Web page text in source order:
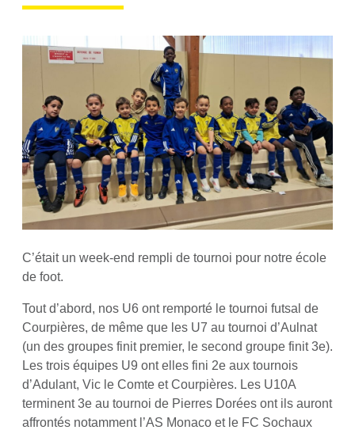
C’était un week-end rempli de tournoi pour notre école
de foot.
Tout d’abord, nos U6 ont remporté le tournoi futsal de
Courpières, de même que les U7 au tournoi d’Aulnat
(un des groupes finit premier, le second groupe finit 3e).
Les trois équipes U9 ont elles fini 2e aux tournois
d’Adulant, Vic le Comte et Courpières. Les U10A
terminent 3e au tournoi de Pierres Dorées ont ils auront
affrontés notamment l’AS Monaco et le FC Sochaux